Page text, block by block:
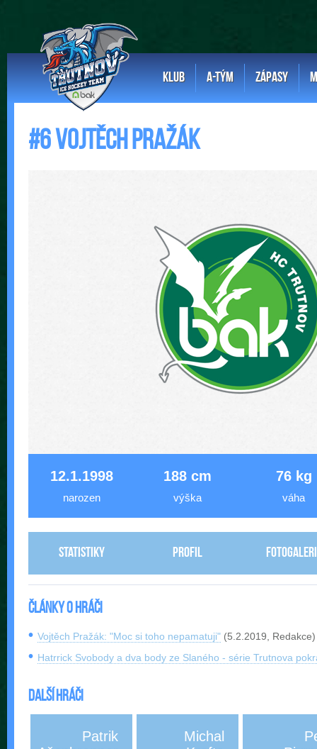
KLUB A-TÝM ZÁPASY
#6 Vojtěch Pražák
12.1.1998
narozen
188 cm
výška
76 kg
váha
Statistiky Profil
Články o hráči
Vojtěch Pražák: "Moc si toho nepamatuji" (5.2.2019, Redakce)
Hatrrick Svobody a dva body ze Slaného - série Trutnova
Další hráči
Patrik
Michal